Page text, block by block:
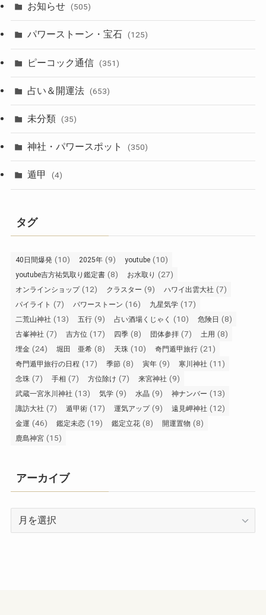
お知らせ (505)
パワーストーン・宝石 (125)
ピーコック通信 (351)
占い＆開運法 (653)
未分類 (35)
神社・パワースポット (350)
遁甲 (4)
タグ
40日間爆発 (10) 2025年 (9) youtube (10)
youtube吉方祐気取り鑑定書 (8) お水取り (27)
オンラインショップ(12) クラスター (9) ハワイ出雲大社 (7)
パイライト (7) パワーストーン (16) 九星気学 (17)
二荒山神社 (13) 五行 (9) 占い酒場くじゃく (10) 危険日 (8)
古峯神社 (7) 吉方位 (17) 四季 (8) 団体参拝 (7) 土用 (8)
埋金 (24) 堀田 亜希 (8) 天珠 (10) 奇門遁甲旅行 (21)
奇門遁甲旅行の日程 (17) 季節 (8) 寅年 (9) 寒川神社 (11)
念珠 (7) 手相 (7) 方位除け (7) 来宮神社 (9)
武蔵一宮氷川神社 (13) 気学 (9) 水晶 (9) 神ナンバー (13)
諏訪大社 (7) 遁甲術 (17) 運気アップ(9) 遠見岬神社 (12)
金運 (46) 鑑定未恋 (19) 鑑定立花 (8) 開運置物 (8)
鹿島神宮 (15)
アーカイブ